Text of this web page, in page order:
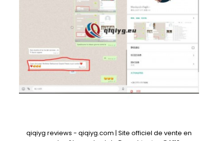
qiqiyg reviews - qiqiyg.com | Site officiel de vente en